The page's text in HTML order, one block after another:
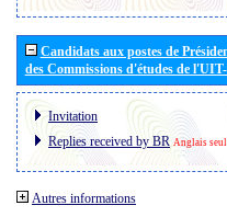
Candidats aux postes de
des Commissions d'études de
Invitation
Replies received by BR Anglais
Autres informations